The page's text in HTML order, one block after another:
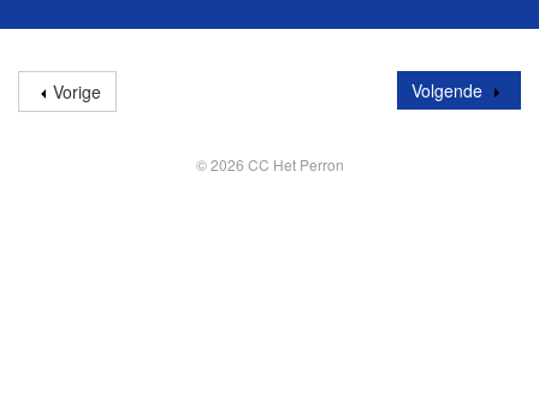
Vorige Volgende
© 2026 CC Het Perron